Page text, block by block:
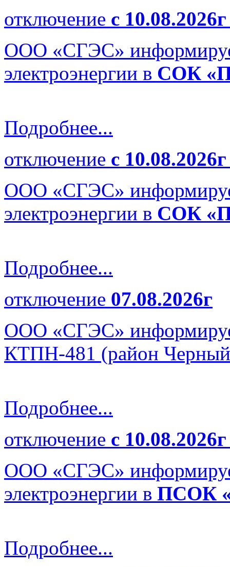
отключение с
ООО «СГЭС»
электроэнергии в СОК
Подробнее...
отключение с
ООО «СГЭС»
электроэнергии в СОК
Подробнее...
отключение 07.08.2026г
ООО «СГЭС»
КТПН-481 (район
Подробнее...
отключение с
ООО «СГЭС»
электроэнергии в ПСОК
Подробнее...